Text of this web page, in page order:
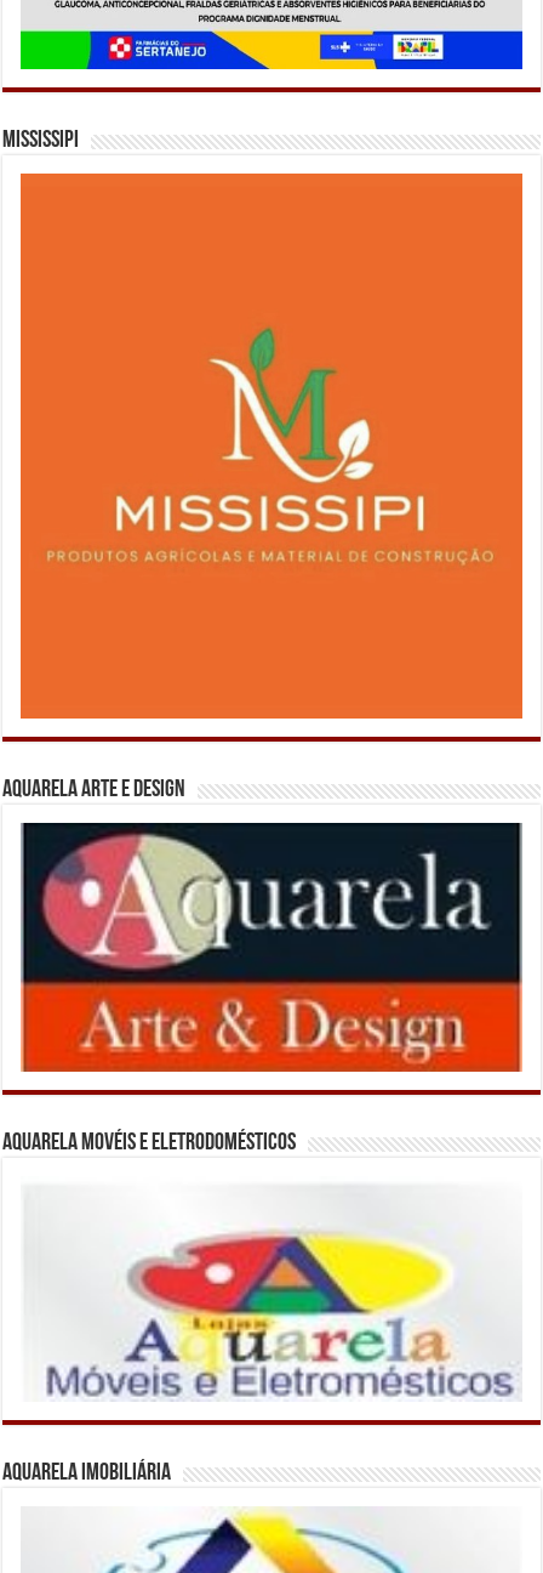
Mississipi
Aquarela Arte e Design
Aquarela Movéis e Eletrodomésticos
Aquarela Imobiliária